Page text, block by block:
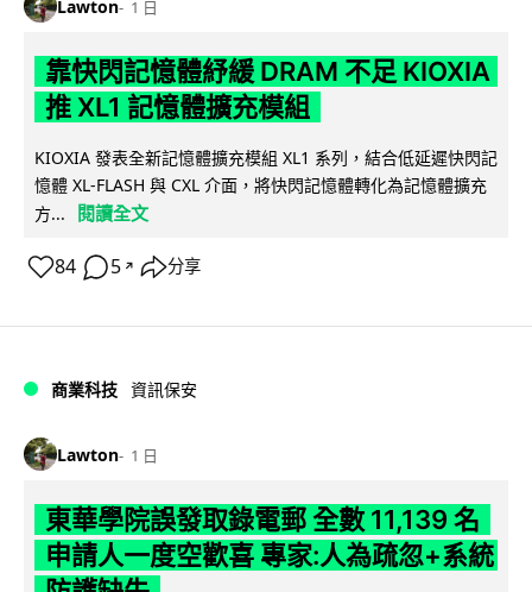
Lawton 1 日
靠快閃記憶體紓緩 DRAM 不足 KIOXIA
推 XL1 記憶體擴充模組
KIOXIA 發表全新記憶體擴充模組 XL1 系列，結合低延遲快閃記
憶體 XL-FLASH 與 CXL 介面，將快閃記憶體轉化為記憶體擴充
方...
閱讀全文
84 5 ↗ 分享
商業科技 資訊保安
Lawton 1 日
東華學院誤發取錄電郵 全數 11,139 名
申請人一度空歡喜 專家:人為疏忽+系統